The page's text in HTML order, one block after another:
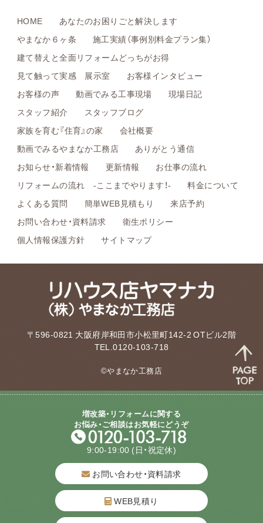
HOME
あなたのお困りごと解決します
やまなか６ヶ条
施工実績（事例別料金プラン集）
建て替えと全面リフォームどっちがお得
見て触って実感 展示室
お客様インタビュー
お客様の声
動画でみる工事現場
現場日記
スタッフ紹介
スタッフブログ
家族を育む『住育』の家
会社概要
動画でみるやまなか工務店
ありがとう通信
お知らせ・新着情報
更新情報
お仕事の流れ
リフォームの流れ -ここまでやります！-
料金について
よくある質問
簡単WEB見積もり
来店予約
お問い合わせ・資料請求
衛生ポリシー
個人情報保護方針
サイトマップ
〒596-0821 大阪府岸和田市小松里町142-2 OTビル2階
TEL.0120-103-718
©やまなか工務店
増改築・リフォームに関する
お悩み・ご相談はお気軽にどうぞ
9:00-19:00 (日・祝定休)
お問い合わせ・資料請求
WEB見積り